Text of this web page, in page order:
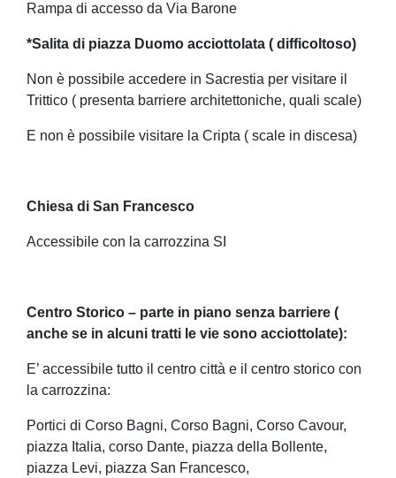
Rampa di accesso da Via Barone
*Salita di piazza Duomo acciottolata ( difficoltoso)
Non è possibile accedere in Sacrestia per visitare il
Trittico ( presenta barriere architettoniche, quali scale)
E non è possibile visitare la Cripta ( scale in discesa)
Chiesa di San Francesco
Accessibile con la carrozzina SI
Centro Storico – parte in piano senza barriere (
anche se in alcuni tratti le vie sono acciottolate):
E’ accessibile tutto il centro città e il centro storico con
la carrozzina:
Portici di Corso Bagni, Corso Bagni, Corso Cavour,
piazza Italia, corso Dante, piazza della Bollente,
piazza Levi, piazza San Francesco,